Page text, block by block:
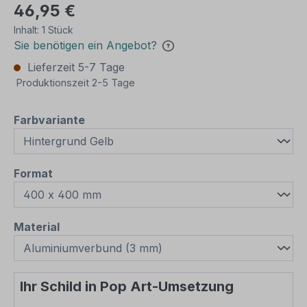
46,95 €
Inhalt: 1 Stück
Sie benötigen ein Angebot?
Lieferzeit 5-7 Tage
Produktionszeit 2-5 Tage
Farbvarianteauswählen
Format
Materialauswählen
Ihr Schild in Pop Art-Umsetzung